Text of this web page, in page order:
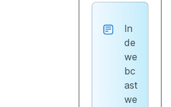
In
de
we
bc
ast
we